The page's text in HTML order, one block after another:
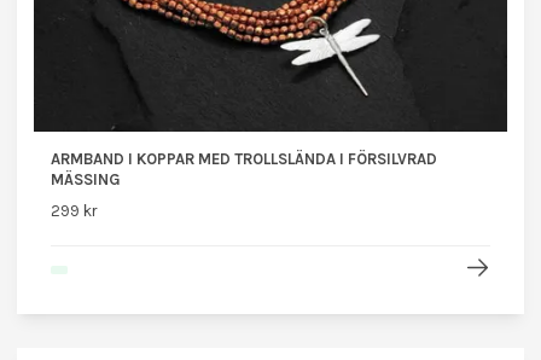
ARMBAND I KOPPAR MED TROLLSLÄNDA I FÖRSILVRAD
MÄSSING
299 kr